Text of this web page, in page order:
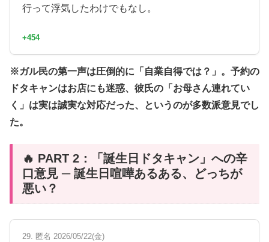
行って浮気したわけでもなし。
+454
※ガル民の第一声は圧倒的に「自業自得では？」。予約の
ドタキャンはお店にも迷惑、彼氏の「お母さん連れてい
く」は実は誠実な対応だった、というのが多数派意見でし
た。
🔥 PART 2：「誕生日ドタキャン」への辛
口意見 ─ 誕生日喧嘩あるある、どっちが
悪い？
29. 匿名 2026/05/22(金)